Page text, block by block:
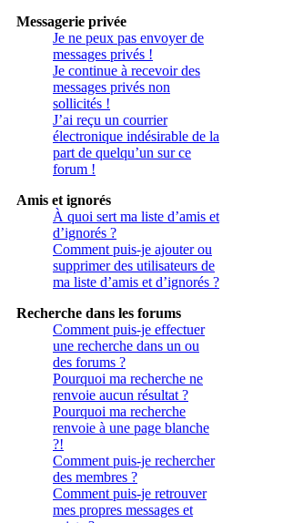
Messagerie privée
Je ne peux pas envoyer de
messages privés !
Je continue à recevoir des
messages privés non
sollicités !
J’ai reçu un courrier
électronique indésirable de la
part de quelqu’un sur ce
forum !
Amis et ignorés
À quoi sert ma liste d’amis et
d’ignorés ?
Comment puis-je ajouter ou
supprimer des utilisateurs de
ma liste d’amis et d’ignorés ?
Recherche dans les forums
Comment puis-je effectuer
une recherche dans un ou
des forums ?
Pourquoi ma recherche ne
renvoie aucun résultat ?
Pourquoi ma recherche
renvoie à une page blanche
?!
Comment puis-je rechercher
des membres ?
Comment puis-je retrouver
mes propres messages et